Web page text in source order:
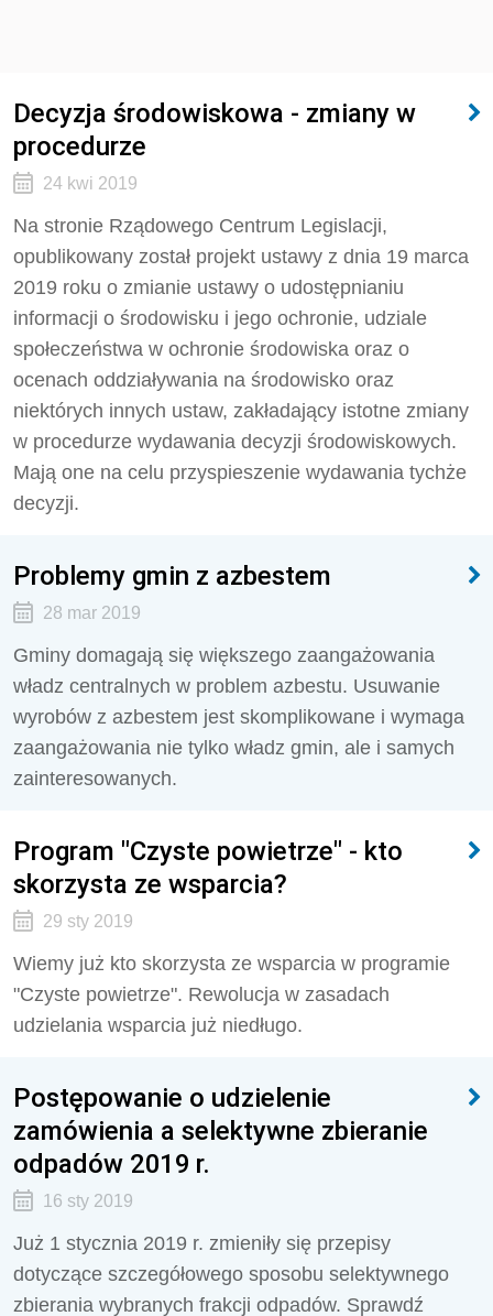
Decyzja środowiskowa - zmiany w
procedurze
24 kwi 2019
Na stronie Rządowego Centrum Legislacji,
opublikowany został projekt ustawy z dnia 19 marca
2019 roku o zmianie ustawy o udostępnianiu
informacji o środowisku i jego ochronie, udziale
społeczeństwa w ochronie środowiska oraz o
ocenach oddziaływania na środowisko oraz
niektórych innych ustaw, zakładający istotne zmiany
w procedurze wydawania decyzji środowiskowych.
Mają one na celu przyspieszenie wydawania tychże
decyzji.
Problemy gmin z azbestem
28 mar 2019
Gminy domagają się większego zaangażowania
władz centralnych w problem azbestu. Usuwanie
wyrobów z azbestem jest skomplikowane i wymaga
zaangażowania nie tylko władz gmin, ale i samych
zainteresowanych.
Program "Czyste powietrze" - kto
skorzysta ze wsparcia?
29 sty 2019
Wiemy już kto skorzysta ze wsparcia w programie
"Czyste powietrze". Rewolucja w zasadach
udzielania wsparcia już niedługo.
Postępowanie o udzielenie
zamówienia a selektywne zbieranie
odpadów 2019 r.
16 sty 2019
Już 1 stycznia 2019 r. zmieniły się przepisy
dotyczące szczegółowego sposobu selektywnego
zbierania wybranych frakcji odpadów. Sprawdź